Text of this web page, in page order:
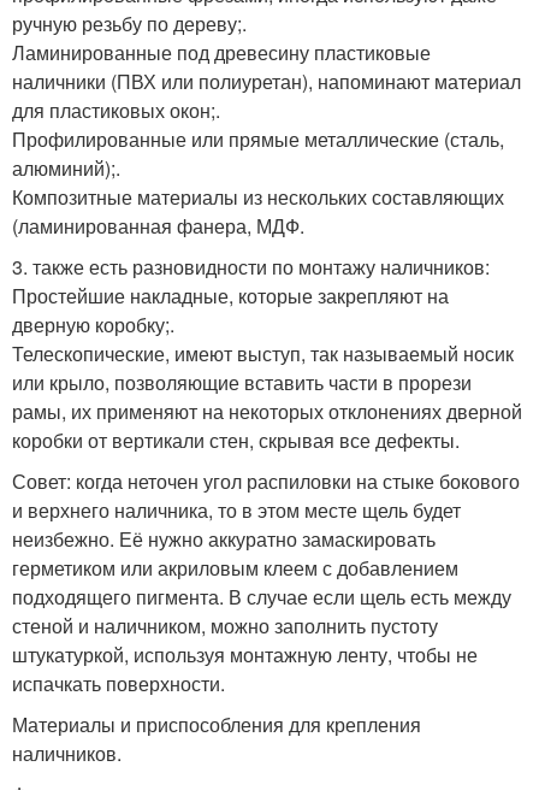
ручную резьбу по дереву;.
Ламинированные под древесину пластиковые
наличники (ПВХ или полиуретан), напоминают материал
для пластиковых окон;.
Профилированные или прямые металлические (сталь,
алюминий);.
Композитные материалы из нескольких составляющих
(ламинированная фанера, МДФ.
3. также есть разновидности по монтажу наличников:
Простейшие накладные, которые закрепляют на
дверную коробку;.
Телескопические, имеют выступ, так называемый носик
или крыло, позволяющие вставить части в прорези
рамы, их применяют на некоторых отклонениях дверной
коробки от вертикали стен, скрывая все дефекты.
Совет: когда неточен угол распиловки на стыке бокового
и верхнего наличника, то в этом месте щель будет
неизбежно. Её нужно аккуратно замаскировать
герметиком или акриловым клеем с добавлением
подходящего пигмента. В случае если щель есть между
стеной и наличником, можно заполнить пустоту
штукатуркой, используя монтажную ленту, чтобы не
испачкать поверхности.
Материалы и приспособления для крепления
наличников.